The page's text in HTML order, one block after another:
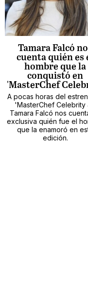
Tamara Falcó
cuenta quién es
hombre que la
conquistó en
'MasterChef
A pocas horas del
'MasterChef Celebrity
Tamara Falcó nos
exclusiva quién fue el
que la enamoró en
edición.